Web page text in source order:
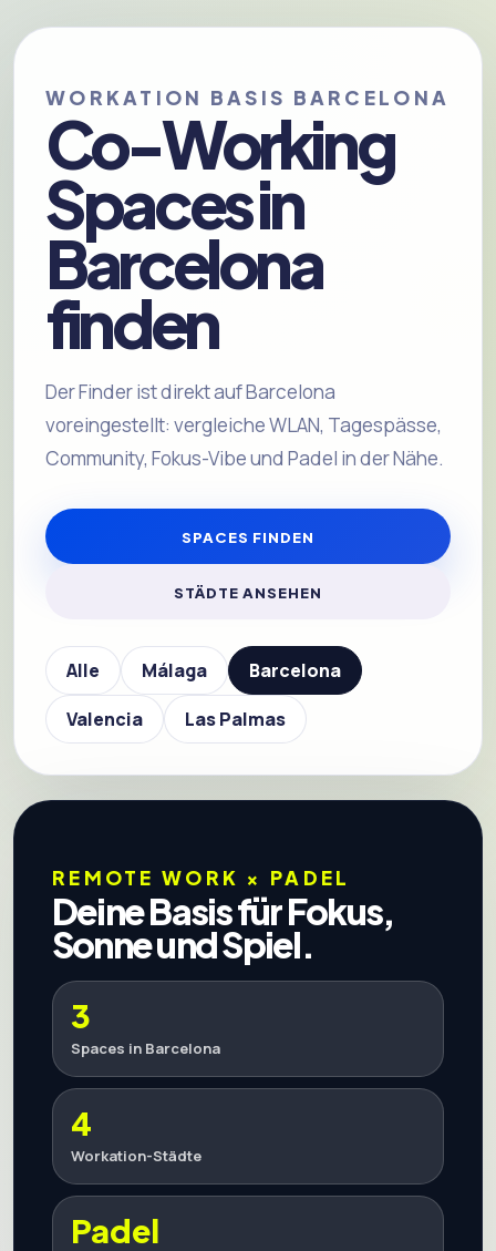
WORKATION BASIS BARCELONA
Co-Working
Spaces in
Barcelona
finden
Der Finder ist direkt auf Barcelona
voreingestellt: vergleiche WLAN, Tagespässe,
Community, Fokus-Vibe und Padel in der Nähe.
SPACES FINDEN
STÄDTE ANSEHEN
Alle Málaga
Barcelona
Valencia
Las Palmas
REMOTE WORK × PADEL
Deine Basis für Fokus,
Sonne und Spiel.
3
Spaces in Barcelona
4
Workation-Städte
Padel